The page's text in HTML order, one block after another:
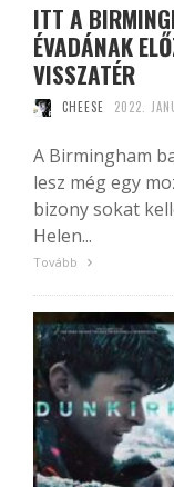
ITT A
ÉVADÁNAK
VISSZATÉR
CHEESE 2022.
A Birmingham
lesz még egy
bizony sokat
Helen...
Tovább